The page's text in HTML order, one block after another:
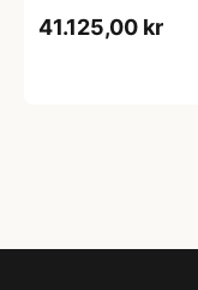
41.125,00 kr